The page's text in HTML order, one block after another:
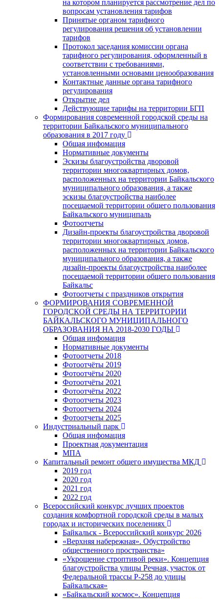
на котором планируется рассмотрение дел по
вопросам установления тарифов
Принятые органом тарифного
регулирования решения об установлении
тарифов
Протокол заседания комиссии органа
тарифного регулирования, оформленный в
соответствии с требованиями,
установленными основами ценообразования
Контактные данные органа тарифного
регулирования
Открытие дел
Действующие тарифы на территории БГП
Формирования современной городской среды на
территории Байкальского муниципального
образования в 2017 году
Общая инфомация
Нормативные документы
Эскизы благоустройства дворовой
территории многоквартирных домов,
расположенных на территории Байкальского
муниципального образования, а также
эскизы благоустройства наиболее
посещаемой территории общего пользования
Байкальского муниципаль
Фотоотчеты
Дизайн-проекты благоустройства дворовой
территории многоквартирных домов,
расположенных на территории Байкальского
муниципального образования, а также
дизайн-проекты благоустройства наиболее
посещаемой территории общего пользования
Байкальс
Фотоотчеты с праздников открытия
ФОРМИРОВАНИЯ СОВРЕМЕННОЙ
ГОРОДСКОЙ СРЕДЫ НА ТЕРРИТОРИИ
БАЙКАЛЬСКОГО МУНИЦИПАЛЬНОГО
ОБРАЗОВАНИЯ НА 2018-2030 ГОДЫ
Общая инфомация
Нормативные документы
Фотоотчеты 2018
Фотоотчёты 2019
Фотоотчёты 2020
Фотоотчёты 2021
Фотоотчёты 2022
Фотоотчеты 2023
Фотоотчеты 2024
Фотоотчеты 2025
Индустриальный парк
Общая инфомация
Проектная документация
МПА
Капитальный ремонт общего имущества МКД
2019 год
2020 год
2021 год
2022 год
Всероссийский конкурс лучших проектов
создания комфортной городской среды в малых
городах и исторических поселениях
Байкальск - Всероссийский конкурс 2026
«Верхняя набережная». Обустройство
общественного пространства»
«Укрощение строптивой реки». Концепция
благоустройства улицы Речная, участок от
Федеральной трассы Р-258 до улицы
Байкальская»
«Байкальский космос». Концепция